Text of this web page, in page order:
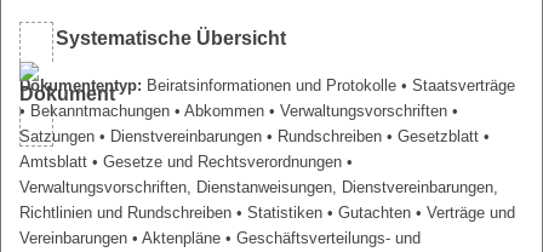
Systematische Übersicht
Dokumententyp: Beiratsinformationen und Protokolle • Staatsverträge
• Bekanntmachungen • Abkommen • Verwaltungsvorschriften •
Satzungen • Dienstvereinbarungen • Rundschreiben • Gesetzblatt •
Amtsblatt • Gesetze und Rechtsverordnungen •
Verwaltungsvorschriften, Dienstanweisungen, Dienstvereinbarungen,
Richtlinien und Rundschreiben • Statistiken • Gutachten • Verträge und
Vereinbarungen • Aktenpläne • Geschäftsverteilungs- und